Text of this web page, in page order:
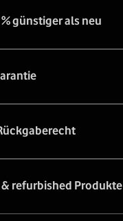
günstiger als neu
refurbished Produkte